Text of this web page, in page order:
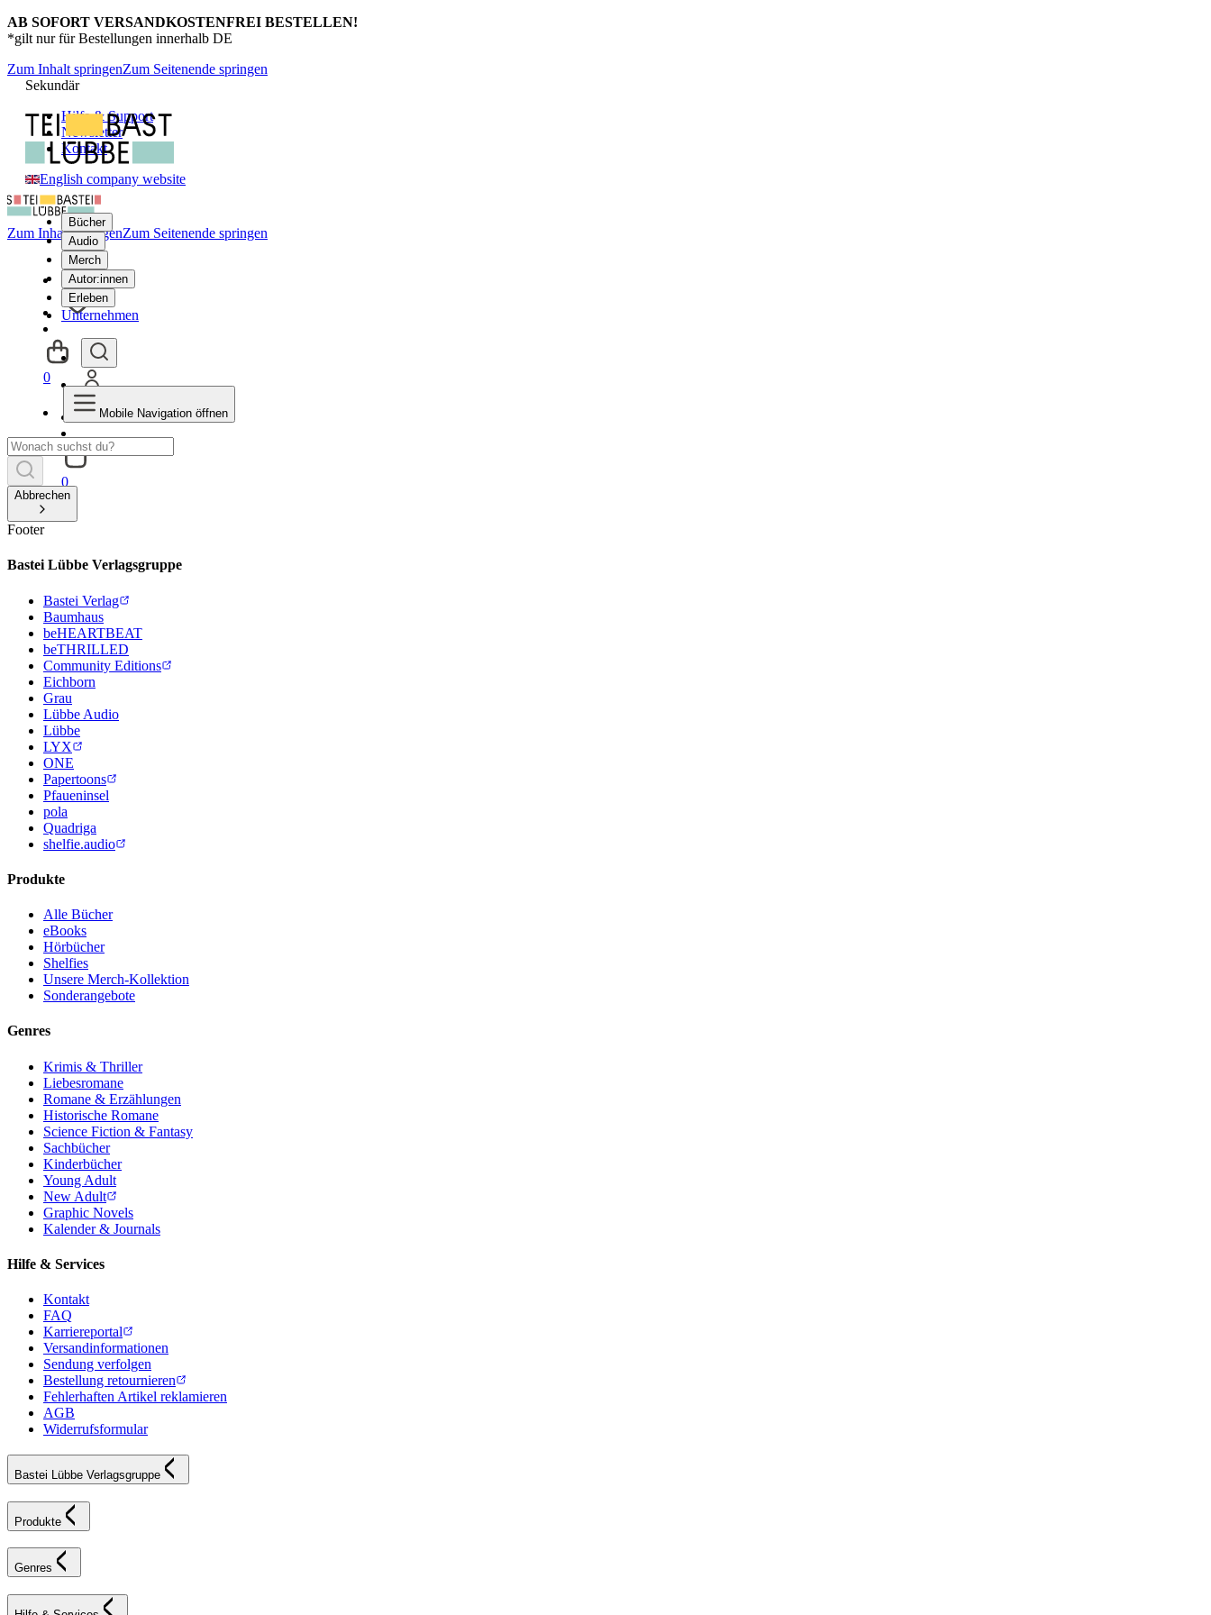
AB SOFORT VERSANDKOSTENFREI BESTELLEN!
*gilt nur für Bestellungen innerhalb DE
Zum Inhalt springenZum Seitenende springen
Sekundär
Hilfe & Support
Newsletter
Kontakt
English company website
Bücher
Audio
Merch
Autor:innen
Erleben
Unternehmen
0
Zum Inhalt springenZum Seitenende springen
0
Mobile Navigation öffnen
Abbrechen
Footer
Bastei Lübbe Verlagsgruppe
Bastei Verlag
Baumhaus
beHEARTBEAT
beTHRILLED
Community Editions
Eichborn
Grau
Lübbe Audio
Lübbe
LYX
ONE
Papertoons
Pfaueninsel
pola
Quadriga
shelfie.audio
Produkte
Alle Bücher
eBooks
Hörbücher
Shelfies
Unsere Merch-Kollektion
Sonderangebote
Genres
Krimis & Thriller
Liebesromane
Romane & Erzählungen
Historische Romane
Science Fiction & Fantasy
Sachbücher
Kinderbücher
Young Adult
New Adult
Graphic Novels
Kalender & Journals
Hilfe & Services
Kontakt
FAQ
Karriereportal
Versandinformationen
Sendung verfolgen
Bestellung retournieren
Fehlerhaften Artikel reklamieren
AGB
Widerrufsformular
Bastei Lübbe Verlagsgruppe
Produkte
Genres